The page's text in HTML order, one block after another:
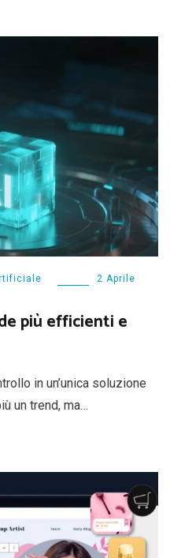
2 Aprile
più efficienti e
in un’unica soluzione
un trend, ma…